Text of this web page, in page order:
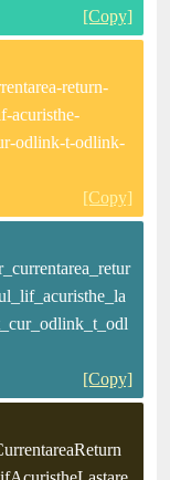
[Copy]
return-
acuristhe-
odlink-t-odlink-
[Copy]
[Copy]